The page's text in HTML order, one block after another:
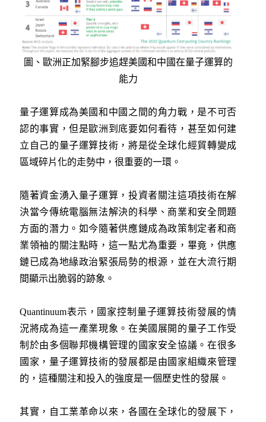
圖、歐洲正加緊腳步追趕美國和中國在量子運算的
能力
量子運算成為美國和中國之間的角力戰，是不可否
認的事實，但是歐洲到底要如何看待，甚至如何建
立自己的量子運算技術，將是從全球化經貿轉變成
區域碎片化的走勢中，很重要的一環。
隨著資金湧入量子運算，投資者關注這項技術在解
決當今傳統電腦無法解決的科學、商業和安全問題
方面的潛力。如今隨著供應鏈成為政策制定者和商
業領袖的關注點時，這一點尤為重要，畢竟，供應
鏈已成為地緣政治緊張局勢的根源，並在大流行期
間顯示出脆弱的跡象。
Quantinuum表示，國家控制量子運算技術發展的情
況將成為這一產業現象。在美國展開的量子工作受
制於由多個聯邦機構管理的國家安全協議。在很多
國家，量子運算技術的發展都是由國家組織來管理
的，這種關注和投入的強度是一個歷史性的發展。
其實，自工業革命以來，各國在全球化的發展下，